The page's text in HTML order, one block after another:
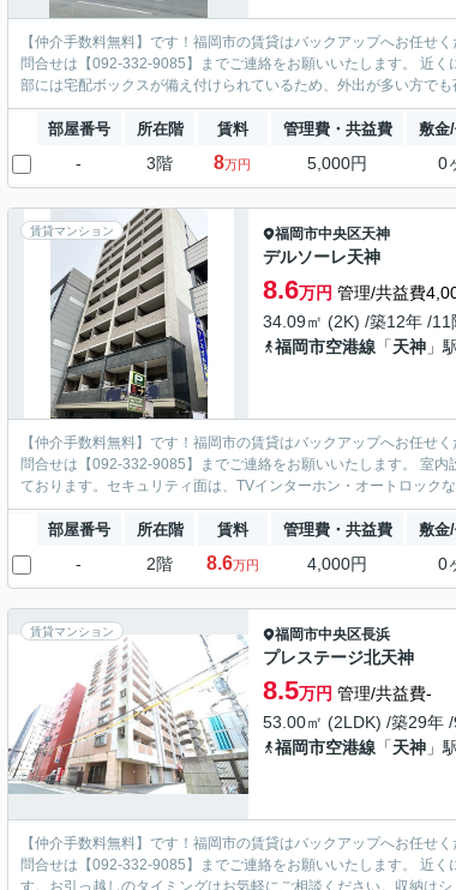
【仲介手数料無料】です！福岡市の賃貸はバックアップへお任せ
問合せは【092-332-9085】までご連絡をお願いいたします。 近
部には宅配ボックスが備え付けられているため、外出が多い方で
部屋番号 所在階 賃料 管理費・共益費 敷金
- 3階 8万円 5,000円 0
賃貸マンション 福岡市中央区天神
デルソーレ天神
8.6万円 管理/共益費
34.09㎡ (2K) /築12年 /11
福岡市空港線 「天神 」
【仲介手数料無料】です！福岡市の賃貸はバックアップへお任せ
問合せは【092-332-9085】までご連絡をお願いいたします。 室
ております。セキュリティ面は、TVインターホン・オートロック
部屋番号 所在階 賃料 管理費・共益費 敷金
- 2階 8.6万円 4,000円 0
賃貸マンション 福岡市中央区長浜
プレステージ北天神
8.5万円 管理/共益費-
53.00㎡ (2LDK) /築29年 /
福岡市空港線 「天神 」
【仲介手数料無料】です！福岡市の賃貸はバックアップへお任せ
問合せは【092-332-9085】までご連絡をお願いいたします。 近
す。お引っ越しのタイミングはお気軽にご相談ください。収納は